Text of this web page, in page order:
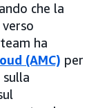
che la
ha
(AMC) per